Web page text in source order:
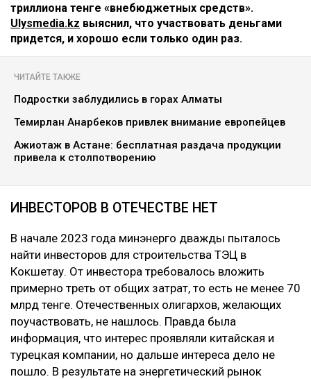
триллиона тенге «внебюджетных средств».
Ulysmedia.kz выяснил, что участвовать деньгами
придется, и хорошо если только один раз.
ЧИТАЙТЕ ТАКЖЕ
Подростки заблудились в горах Алматы
Темирлан Анарбеков привлек внимание европейцев
Ажиотаж в Астане: бесплатная раздача продукции
привела к столпотворению
ИНВЕСТОРОВ В ОТЕЧЕСТВЕ НЕТ
В начале 2023 года минэнерго дважды пыталось
найти инвесторов для строительства ТЭЦ в
Кокшетау. От инвестора требовалось вложить
примерно треть от общих затрат, то есть не менее 70
млрд тенге. Отечественных олигархов, желающих
поучаствовать, не нашлось. Правда была
информация, что интерес проявляли китайская и
турецкая компании, но дальше интереса дело не
пошло. В результате на энергетический рынок